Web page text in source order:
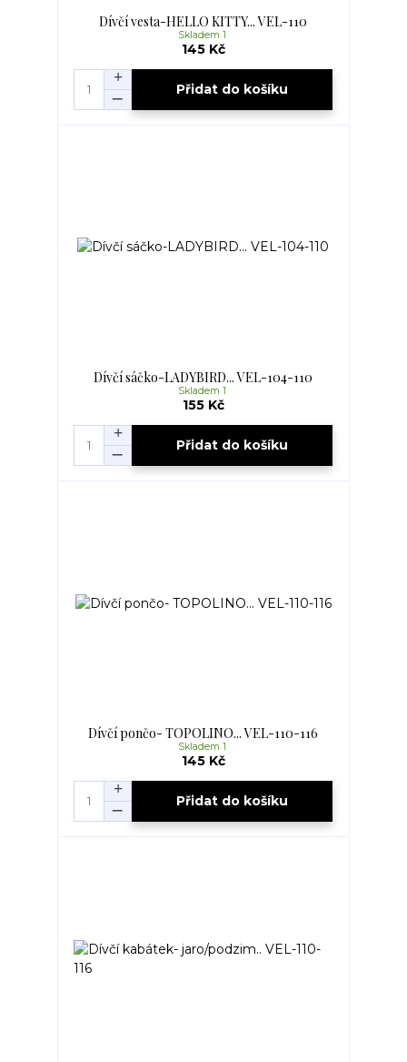
Dívčí vesta-HELLO KITTY... VEL-110
145 Kč
Skladem 1
Přidat do košíku
Dívčí sáčko-LADYBIRD... VEL-104-110
155 Kč
Skladem 1
Přidat do košíku
Dívčí pončo- TOPOLINO... VEL-110-116
145 Kč
Skladem 1
Přidat do košíku